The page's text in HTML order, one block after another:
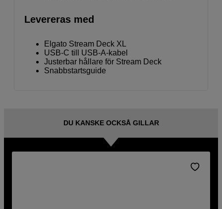
Levereras med
Elgato Stream Deck XL
USB-C till USB-A-kabel
Justerbar hållare för Stream Deck
Snabbstartsguide
DU KANSKE OCKSÅ GILLAR